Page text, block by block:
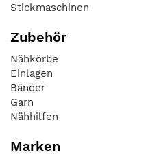
Stickmaschinen
Zubehör
Nähkörbe
Einlagen
Bänder
Garn
Nähhilfen
Marken